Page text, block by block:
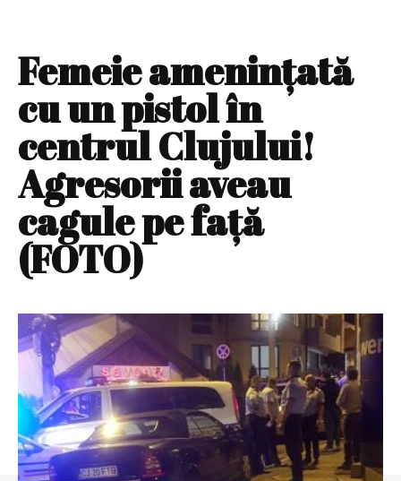
Femeie ameninţată
cu un pistol în
centrul Clujului!
Agresorii aveau
cagule pe faţă
(FOTO)